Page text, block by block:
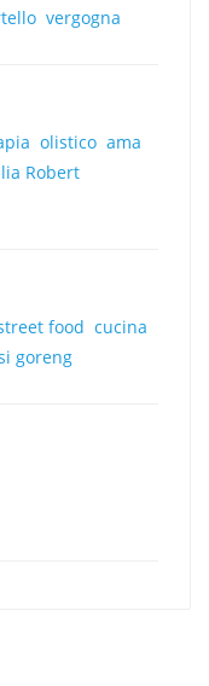
vergogna
olistico ama
Robert
food cucina
goreng